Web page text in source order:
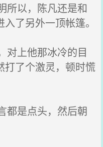
所以，陈凡还是和
了另外一顶帐篷。
上他那冰冷的目
打了个激灵，顿时慌
都是点头，然后朝